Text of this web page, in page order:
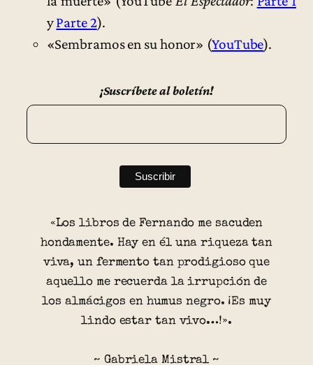
yParte 2).
«Sembramos en su honor» (YouTube).
¡Suscríbete al boletín!
«Los libros de Fernando me sacuden
hondamente. Hay en él una riqueza tan
viva, un fermento tan prodigioso que
aquello me recuerda la irrupción de
los almácigos en humus negro. ¡Es muy
lindo estar tan vivo…!».
~ Gabriela Mistral ~